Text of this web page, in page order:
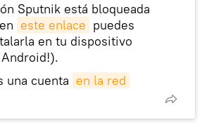
Sputnik está bloqueada
este enlace puedes
en tu dispositivo
una cuenta en la red